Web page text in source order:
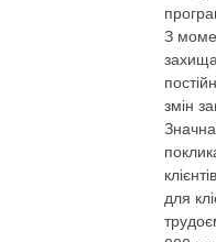
З
змін
для